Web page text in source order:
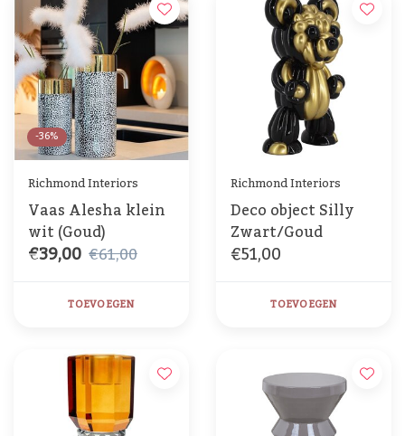
-36%
Richmond Interiors
Vaas Alesha klein
wit (Goud)
€39,00 €61,00
TOEVOEGEN
Richmond Interiors
Deco object Silly
Zwart/Goud
€51,00
TOEVOEGEN